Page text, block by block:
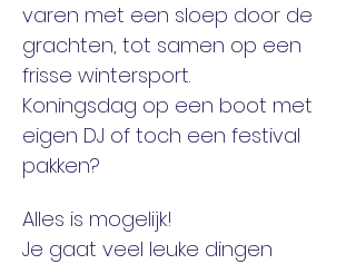
varen met een sloep door de
grachten, tot samen op een
frisse wintersport.
Koningsdag op een boot met
eigen DJ of toch een festival
pakken?
Alles is mogelijk!
Je gaat veel leuke dingen